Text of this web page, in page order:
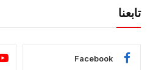
تابعنا
Facebook